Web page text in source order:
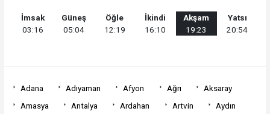
İmsak
03:16
Güneş
05:04
Öğle
12:19
İkindi
16:10
Akşam
19:23
Yatsı
20:54
Adana Adıyaman Afyon Ağrı
Aksaray
Amasya
Antalya Ardahan Artvin
Aydın